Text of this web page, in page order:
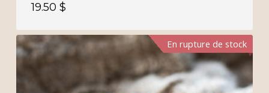
19.50 $
En rupture de stock